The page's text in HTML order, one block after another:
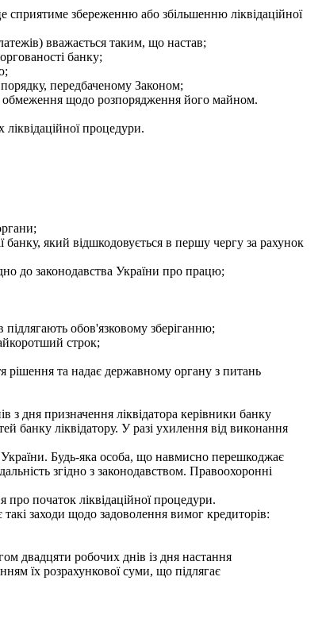
сприятиме збереженню або збільшенню ліквідаційної
вважається таким, що настав;
банку;
передбаченому Законом;
обмеження щодо розпорядження його майном.
процедури.
який відшкодовується в першу чергу за рахунок
до законодавства України про працю;
обов'язковому зберіганню;
строк;
рішення та надає державному органу з питань
з дня призначення ліквідатора керівники банку
банку ліквідатору. У разі ухилення від виконання
України. Будь-яка особа, що навмисно перешкоджає
згідно з законодавством. Правоохоронні
початок ліквідаційної процедури.
заходи щодо задоволення вимог кредиторів:
двадцяти робочих днів із дня настання
їх розрахункової суми, що підлягає